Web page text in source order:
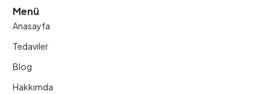
Menü
Anasayfa
Tedaviler
Blog
Hakkımda